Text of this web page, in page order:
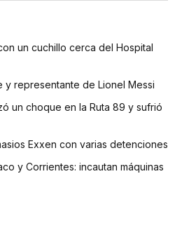
un cuchillo cerca del Hospital
y representante de Lionel Messi
un choque en la Ruta 89 y sufrió
Exxen con varias detenciones
y Corrientes: incautan máquinas